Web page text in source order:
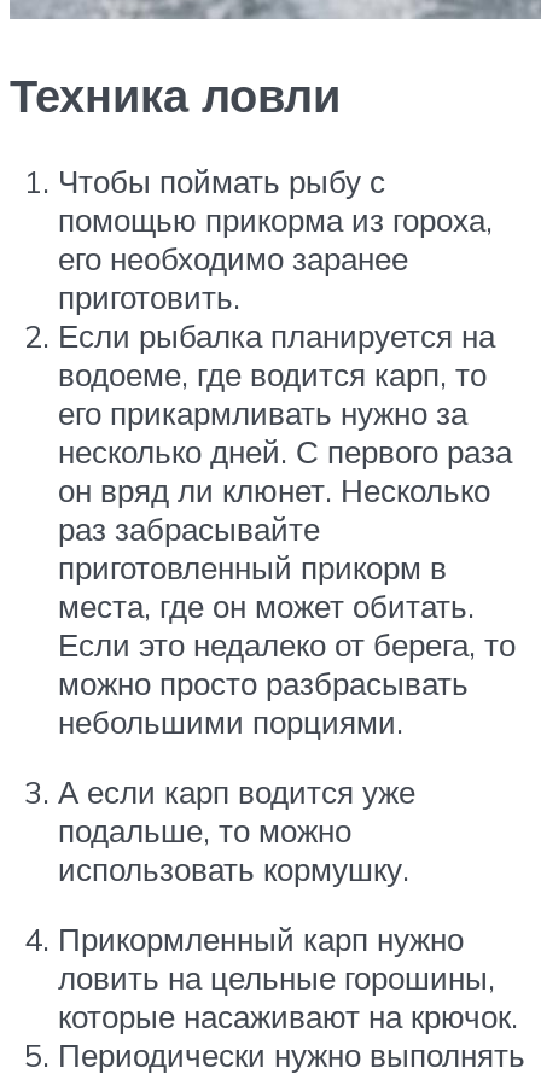
Техника ловли
Чтобы поймать рыбу с
помощью прикорма из гороха,
его необходимо заранее
приготовить.
Если рыбалка планируется на
водоеме, где водится карп, то
его прикармливать нужно за
несколько дней. С первого раза
он вряд ли клюнет. Несколько
раз забрасывайте
приготовленный прикорм в
места, где он может обитать.
Если это недалеко от берега, то
можно просто разбрасывать
небольшими порциями.
А если карп водится уже
подальше, то можно
использовать кормушку.
Прикормленный карп нужно
ловить на цельные горошины,
которые насаживают на крючок.
Периодически нужно выполнять